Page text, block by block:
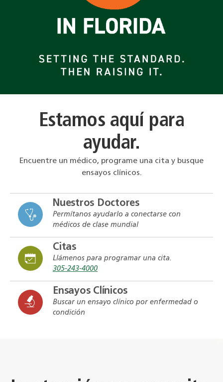
Estamos aquí para
ayudar.
Encuentre un médico, programe una cita y busque
ensayos clínicos.
Nuestros Doctores
Permítanos ayudarlo a conectarse con
médicos de clase mundial
Citas
Llámenos para programar una cita.
305-243-4000
Ensayos Clínicos
Buscar un ensayo clínico por enfermedad o
condición